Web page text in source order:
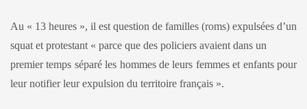
Au « 13 heures », il est question de familles (roms) expulsées d’un
squat et protestant « parce que des policiers avaient dans un
premier temps séparé les hommes de leurs femmes et enfants pour
leur notifier leur expulsion du territoire français ».